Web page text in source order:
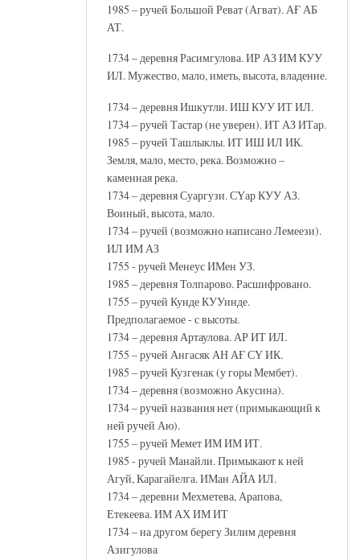
1985 – ручей Большой Реват (Агват). АҒ АБ
АТ.
1734 – деревня Расимгулова. ИР АЗ ИМ КУУ
ИЛ. Мужество, мало, иметь, высота, владение.
1734 – деревня Ишкутли. ИШ КУУ ИТ ИЛ.
1734 – ручей Тастар (не уверен). ИТ АЗ ИТар.
1985 – ручей Ташлыклы. ИТ ИШ ИЛ ИК.
Земля, мало, место, река. Возможно –
каменная река.
1734 – деревня Суаргузи. СҮар КУУ АЗ.
Воиный, высота, мало.
1734 – ручей (возможно написано Лемеези).
ИЛ ИМ АЗ
1755 - ручей Менеус ИМен УЗ.
1985 – деревня Толпарово. Расшифровано.
1755 – ручей Кунде КУУинде.
Предполагаемое - с высоты.
1734 – деревня Артаулова. АР ИТ ИЛ.
1755 – ручей Ангасяк АН АҒ СҮ ИК.
1985 – ручей Кузгенак (у горы Мембет).
1734 – деревня (возможно Акусина).
1734 – ручей названия нет (примыкающий к
ней ручей Аю).
1755 – ручей Мемет ИМ ИМ ИТ.
1985 - ручей Манайли. Примыкают к ней
Агуй, Карагайелга. ИМан АЙА ИЛ.
1734 – деревни Мехметева, Арапова,
Етекеева. ИМ АХ ИМ ИТ
1734 – на другом берегу Зилим деревня
Азигулова